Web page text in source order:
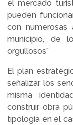
el mercado
pueden
con
municipio, de
orgullosos”
El plan
señalizar los
misma
construir obra
tipología en el